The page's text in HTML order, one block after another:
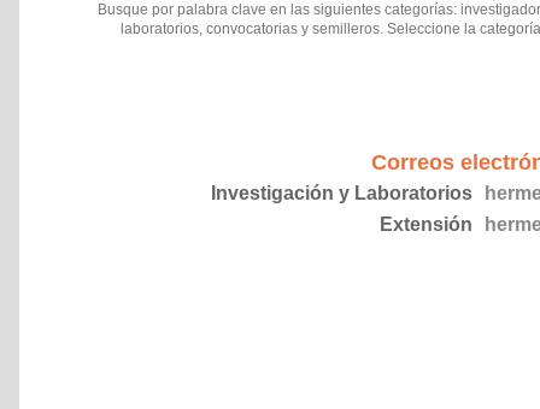
Busque por palabra clave en las siguientes categorías:
laboratorios, convocatorias y semilleros. Seleccione la
Correos
Investigación y Laboratorios
Extensión